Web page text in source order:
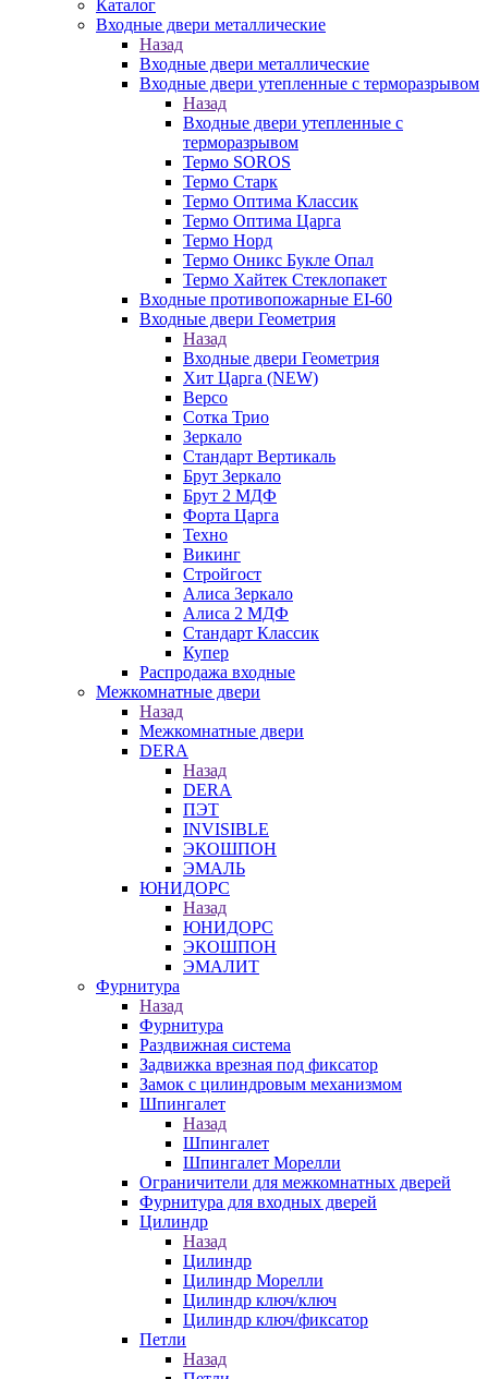
Каталог
Входные двери металлические
Назад
Входные двери металлические
Входные двери утепленные с терморазрывом
Назад
Входные двери утепленные с
терморазрывом
Термо SOROS
Термо Старк
Термо Оптима Классик
Термо Оптима Царга
Термо Норд
Термо Оникс Букле Опал
Термо Хайтек Стеклопакет
Входные противопожарные EI-60
Входные двери Геометрия
Назад
Входные двери Геометрия
Хит Царга (NEW)
Версо
Сотка Трио
Зеркало
Стандарт Вертикаль
Брут Зеркало
Брут 2 МДФ
Форта Царга
Техно
Викинг
Стройгост
Алиса Зеркало
Алиса 2 МДФ
Стандарт Классик
Купер
Распродажа входные
Межкомнатные двери
Назад
Межкомнатные двери
DERA
Назад
DERA
ПЭТ
INVISIBLE
ЭКОШПОН
ЭМАЛЬ
ЮНИДОРС
Назад
ЮНИДОРС
ЭКОШПОН
ЭМАЛИТ
Фурнитура
Назад
Фурнитура
Раздвижная система
Задвижка врезная под фиксатор
Замок с цилиндровым механизмом
Шпингалет
Назад
Шпингалет
Шпингалет Морелли
Ограничители для межкомнатных дверей
Фурнитура для входных дверей
Цилиндр
Назад
Цилиндр
Цилиндр Морелли
Цилиндр ключ/ключ
Цилиндр ключ/фиксатор
Петли
Назад